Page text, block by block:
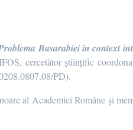
Basarabiei în context
cercetător științific
PD).
al Academiei Române și